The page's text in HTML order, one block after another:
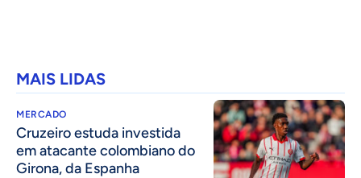
MAIS LIDAS
MERCADO
Cruzeiro estuda investida
em atacante colombiano do
Girona, da Espanha